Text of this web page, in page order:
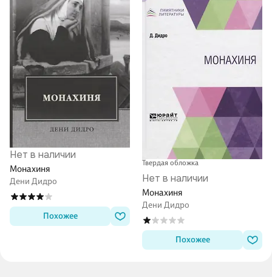
Нет в наличии
Монахиня
Дени Дидро
Похожее
Твердая обложка
Нет в наличии
Монахиня
Дени Дидро
Похожее